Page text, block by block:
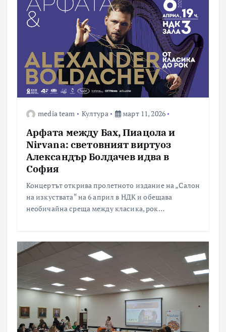
media team Култура март 11, 2026
Арфата между Бах, Пиацола и
Nirvana: световният виртуоз
Александър Болдачев идва в
София
Концертът открива пролетното издание на „Салон
на изкуствата“ на 6 април в НДК и обещава
необичайна среща между класика, рок…